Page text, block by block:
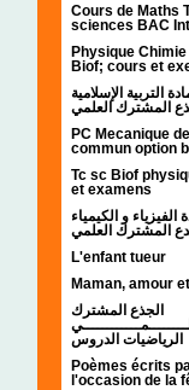
Cours de Maths
sciences BAC
Physique
Biof; cours et
التربية الإسلامية
المشترك العلمي
PC Mecanique
commun option
Tc sc Biof
et examens
الفيزياء و الكيمياء
L'enfant tueur
Maman, amour
الجذع المشترك
الرياضيات الدروس
Poèmes écrits
l'occasion de la